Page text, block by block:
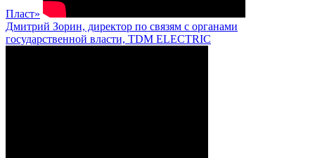
Пласт»
Дмитрий Зорин, директор по связям с органами
государственной власти, TDM ELECTRIC